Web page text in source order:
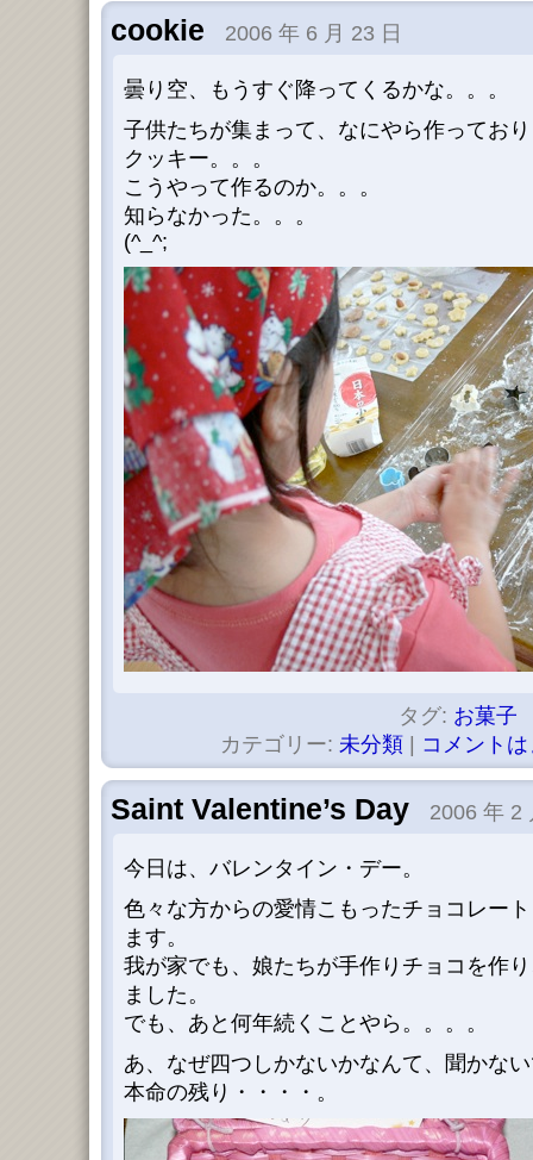
cookie 2006 年 6 月 23 日
曇り空、もうすぐ降ってくるかな。。。
子供たちが集まって、なにやら作ってお
クッキー。。。
こうやって作るのか。。。
知らなかった。。。
(^_^;
タグ: お菓子
カテゴリー: 未分類 コメント
Saint Valentine’s Day 2006 年 2
今日は、バレンタイン・デー。
色々な方からの愛情こもったチョコレー
ます。
我が家でも、娘たちが手作りチョコを作
ました。
でも、あと何年続くことやら。。。。
あ、なぜ四つしかないかなんて、聞かな
本命の残り・・・・。